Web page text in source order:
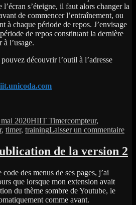
s’éteigne, il faut alors changer la
de commencer l’entraînement, ou
à chaque période de repos. J’envisage
de repos constituant la dernière
à l’usage.
découvrir l’outil à l’adresse
2020HIIT Timercompteur,
, timer, trainingLaisser un commentairesur
de la version 2
des menus de ses pages, j’ai
que lorsque mon extension avait
du thème sombre de Youtube, le
comme avant.